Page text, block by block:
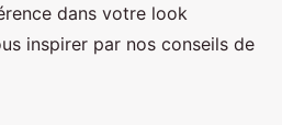
dans votre look
inspirer par nos conseils de